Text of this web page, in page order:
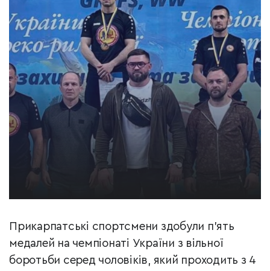
Прикарпатські спортсмени здобули п’ять
медалей на чемпіонаті України з вільної
боротьби серед чоловіків, який проходить з 4